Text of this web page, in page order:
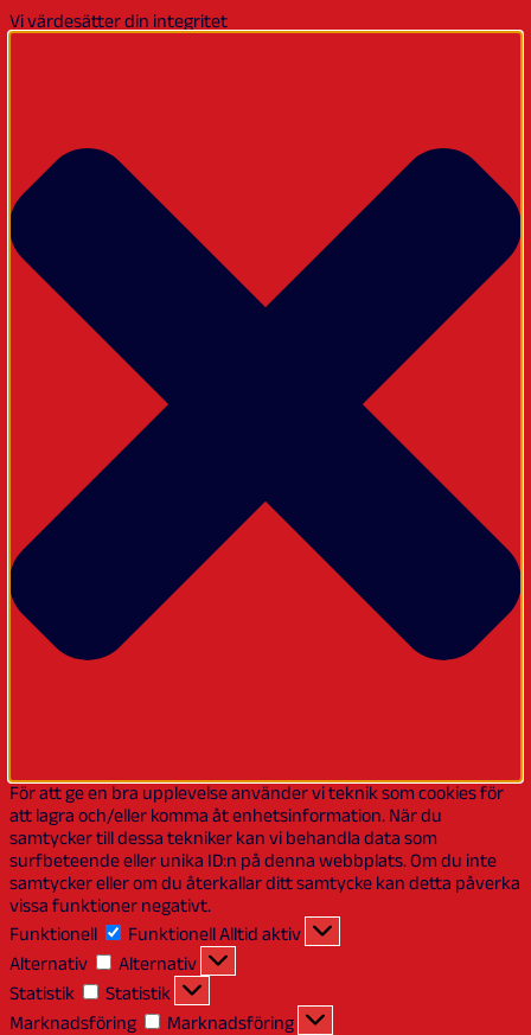
Vi värdesätter din integritet
För att ge en bra upplevelse använder vi teknik som cookies för
att lagra och/eller komma åt enhetsinformation. När du
samtycker till dessa tekniker kan vi behandla data som
surfbeteende eller unika ID:n på denna webbplats. Om du inte
samtycker eller om du återkallar ditt samtycke kan detta påverka
vissa funktioner negativt.
Funktionell
FunktionellAlltid aktiv
Alternativ
Alternativ
Statistik
Statistik
Marknadsföring
Marknadsföring